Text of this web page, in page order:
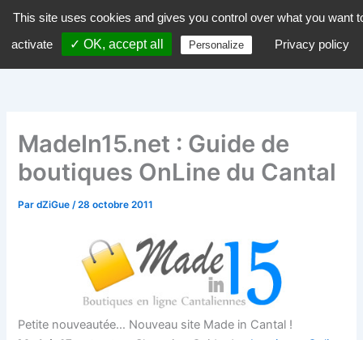
contenu
dZiGue
MadeIn15.net : Guide de
boutiques OnLine du Cantal
PardZiGue/28 octobre 2011
Petite nouveautée… Nouveau site Made in Cantal !
This site uses cookies and gives you control over what you want
activate
✓ OK, accept all Personalize Privacy policy